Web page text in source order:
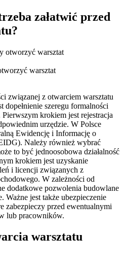
załatwić przed
warsztat
związanej z otwarciem warsztatu
dopełnienie szeregu formalności
krokiem jest rejestracja
urzędzie. W Polsce
Ewidencję i Informację o
Należy również wybrać
to być jednoosobowa działalność
krokiem jest uzyskanie
i licencji związanych z
W zależności od
dodatkowe pozwolenia budowlane
Ważne jest także ubezpieczenie
zabezpieczy przed ewentualnymi
lub pracowników.
warsztatu